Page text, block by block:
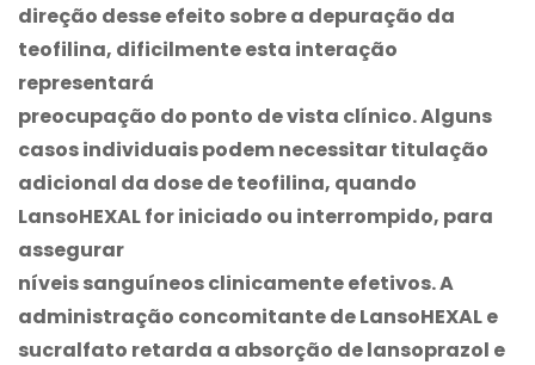
direção desse efeito sobre a depuração da
teofilina, dificilmente esta interação
representará
preocupação do ponto de vista clínico. Alguns
casos individuais podem necessitar titulação
adicional da dose de teofilina, quando
LansoHEXALfor iniciado ou interrompido, para
assegurar
níveis sanguíneos clinicamente efetivos. A
administração concomitante deLansoHEXALe
sucralfato retarda a absorção de lansoprazol e